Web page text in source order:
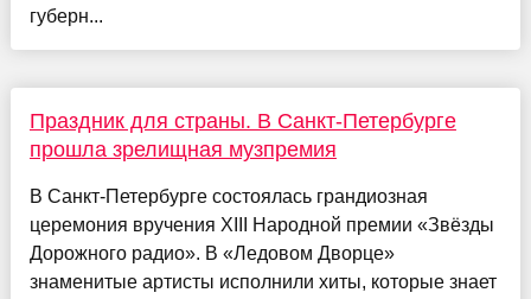
губерн...
Праздник для страны. В Санкт-Петербурге
прошла зрелищная музпремия
В Санкт-Петербурге состоялась грандиозная
церемония вручения XIII Народной премии «Звёзды
Дорожного радио». В «Ледовом Дворце»
знаменитые артисты исполнили хиты, которые знает